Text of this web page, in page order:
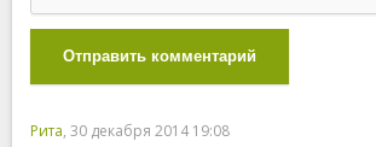
Отправить комментарий
Рита, 30 декабря 2014 19:08